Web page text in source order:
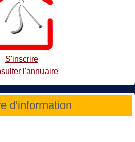
S'inscrire
l'annuaire
d'information